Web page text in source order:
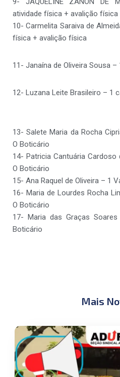
atividade física + avalição física
10- Carmelita Saraiva de
física + avalição física
11- Janaína de Oliveira Sousa
12- Luzana Leite Brasileiro – 1
13- Salete Maria da Rocha
O Boticário
14- Patricia Cantuária
O Boticário
15- Ana Raquel de Oliveira – 1
16- Maria de Lourdes Rocha
O Boticário
17- Maria das Graças
Boticário
Mais